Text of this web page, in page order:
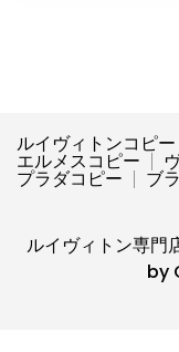
ルイヴィトンコピー
エルメスコピー
プラダコピー ブ
ルイヴィトン専
by